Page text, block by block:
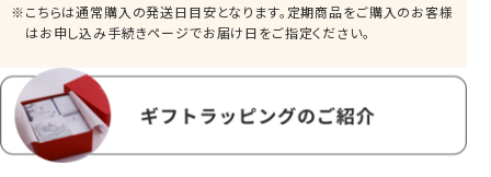
こちらは通常購入の発送日目安となります。定期商品をご購入のお客様
はお申し込み手続きページでお届け日をご指定ください。